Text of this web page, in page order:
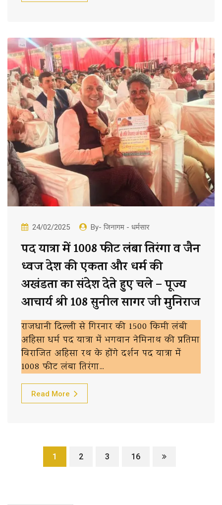
24/02/2025 By- जिनागम - धर्मसार
पद यात्रा में 1008 फीट लंबा तिरंगा व जैन
ध्वज देश की एकता और धर्म की
अखंडता का संदेश देते हुए चले – पूज्य
आचार्य श्री 108 सुनील सागर जी मुनिराज
राजधानी दिल्ली से गिरनार की 1500 किमी लंबी
अहिंसा धर्म पद यात्रा में भगवान नेमिनाथ की प्रतिमा
विराजित अहिंसा रथ के होंगे दर्शन पद यात्रा में
1008 फीट लंबा तिरंगा…
Read More
1 2 3 16